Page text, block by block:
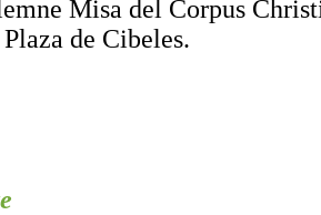
Misa del Corpus
de Cibeles.